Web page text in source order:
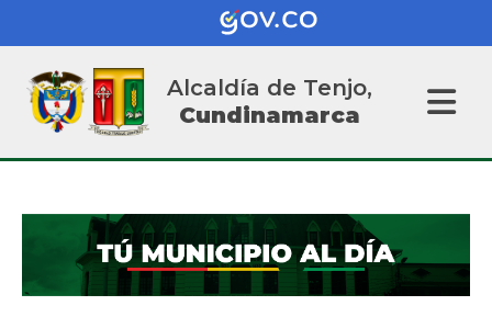
Alcaldía de Tenjo,
Cundinamarca